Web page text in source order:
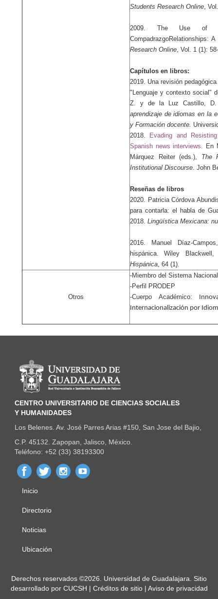
Students Research Online,
2009. The Use of
CompadrazgoRelationships:
Research Online, Vol. 1 (1):
Capítulos en libros:
2019. Una revisión
"Lenguaje y contexto social"
Z. y de la Luz Castillo,
aprendizaje de idiomas en la
y Formación docente.
2018.
Evading and
Spanish news interviews. En
Márquez Reiter (eds.), The
Institutional Discourse. John
Reseñas de libros
2020. Patricia Córdova
para contarla: el habla de
2018. Lingüística Mexicana:
2016. Manuel Díaz-
hispánica. Wiley
Hispánica, 64 (1).
Otros
-Miembro del Sistema
-Perfil PRODEP
-Cuerpo Académico:
Internacionalización por
Información del portal
CENTRO UNIVERSITARIO DE CIENCIAS SOCIALES
Y HUMANIDADES
Los Belenes. Av. José Parres Arias #150, San Jose del Bajio,
C.P. 45132. Zapopan, Jalisco, México.
Teléfono: +52 (33) 38193300
Menú
principal
Inicio
Directorio
Noticias
Ubicación
Derechos
Derechos reservados ©2026. Universidad de Guadalajara. Sitio
desarrollado por CUCSH | Créditos de sitio| Aviso de privacidad